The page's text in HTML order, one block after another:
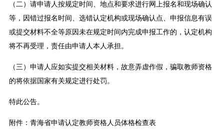
（二）请申请人按规定时间、地点和要求进行网上报名和现场确认
等，因错过报名时间、选错认定机构或现场确认点、申报信息有误
或提交材料不全等原因未在规定时间内完成申报工作的，认定机构
将不再受理，责任由申请人本人承担。
（三）申请人应如实提交相关材料，故意弄虚作假，骗取教师资格
的将依据国家有关规定进行处罚。
特此公告。
附件：青海省申请认定教师资格人员体格检查表